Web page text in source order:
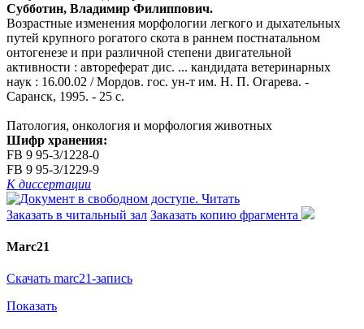
Субботин, Владимир Филиппович.
Возрастные изменения морфологии легкого и дыхательных
путей крупного рогатого скота в раннем постнатальном
онтогенезе и при различной степени двигательной
активности : автореферат дис. ... кандидата ветеринарных
наук : 16.00.02 / Мордов. гос. ун-т им. Н. П. Огарева. -
Саранск, 1995. - 25 с.
Патология, онкология и морфология животных
Шифр хранения:
FB 9 95-3/1228-0
FB 9 95-3/1229-9
К диссертации
Читать
Заказать в читальный зал Заказать копию фрагмента
Marc21
Скачать marc21-запись
Показать